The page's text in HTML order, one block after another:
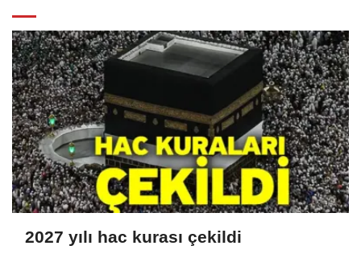
2027 yılı hac kurası çekildi